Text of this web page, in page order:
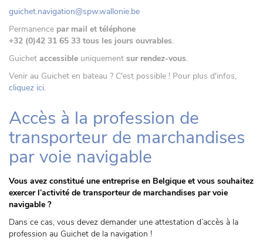
guichet.navigation@spw.wallonie.be
Permanence par mail et téléphone
+32 (0)42 31 65 33 tous les jours ouvrables.
Guichet accessible uniquement sur rendez-vous.
Venir au Guichet en bateau ? C'est possible ! Pour plus d'infos,
cliquez ici.
Accès à la profession de
transporteur de marchandises
par voie navigable
Vous avez constitué une entreprise en Belgique et vous souhaitez
exercer l’activité de transporteur de marchandises par voie
navigable ?
Dans ce cas, vous devez demander une attestation d’accès à la
profession au Guichet de la navigation !